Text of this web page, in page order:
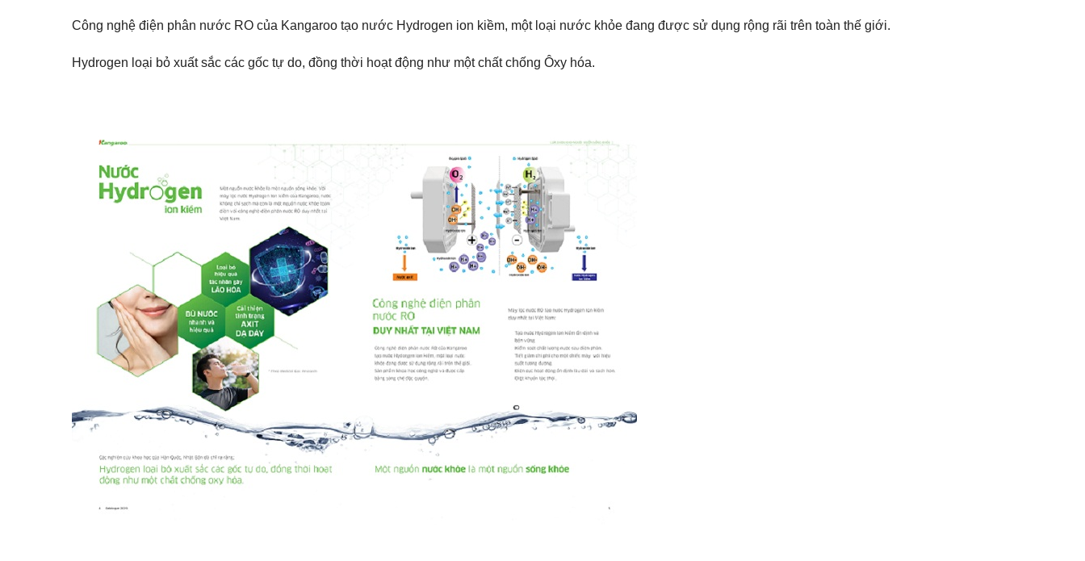
Công nghệ điện phân nước RO của Kangaroo tạo nước Hydrogen ion kiềm, một loại nước khỏe đang được sử dụng rộng rãi trên toàn thế giới.
Hydrogen loại bỏ xuất sắc các gốc tự do, đồng thời hoạt động như một chất chống Ôxy hóa.